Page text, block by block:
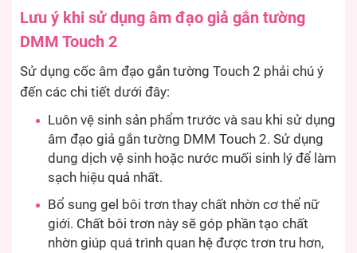
Lưu ý khi sử dụng âm đạo giả gắn tường
DMM Touch 2
Sử dụng cốc âm đạo gắn tường Touch 2 phải chú ý
đến các chi tiết dưới đây:
Luôn vệ sinh sản phẩm trước và sau khi sử dụng
âm đạo giả gắn tường DMM Touch 2. Sử dụng
dung dịch vệ sinh hoặc nước muối sinh lý để làm
sạch hiệu quả nhất.
Bổ sung gel bôi trơn thay chất nhờn cơ thể nữ
giới. Chất bôi trơn này sẽ góp phần tạo chất
nhờn giúp quá trình quan hệ được trơn tru hơn,